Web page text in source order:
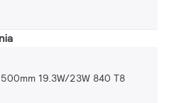
19.3W/23W 840 T8